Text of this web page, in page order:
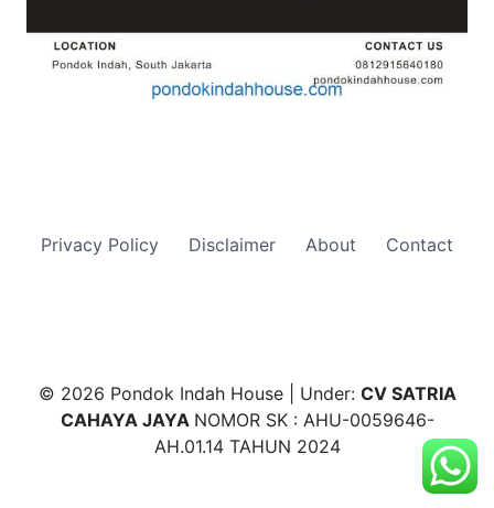
Privacy Policy Disclaimer About Contact
© 2026 Pondok Indah House | Under: CV SATRIA
CAHAYA JAYA NOMOR SK : AHU-0059646-
AH.01.14 TAHUN 2024